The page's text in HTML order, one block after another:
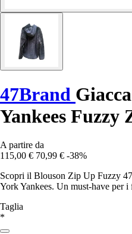
47Brand
Yankees Fuzzy
A partire da
115,00 € 70,99 € -38%
Scopri il Blouson Zip Up Fuzzy
York Yankees. Un must-have per i
Taglia
*